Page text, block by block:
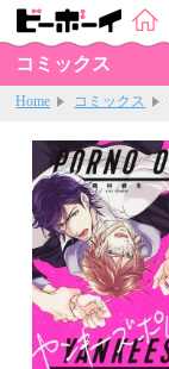
コミックス
Home コミックス